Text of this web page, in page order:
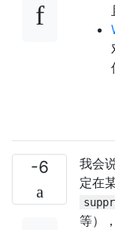
-6 我会
定在
等）